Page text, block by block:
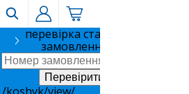
перевірка статусу
замовлення